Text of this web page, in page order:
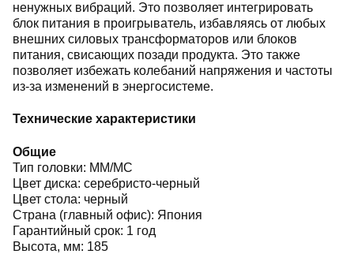
ненужных вибраций. Это позволяет интегрировать
блок питания в проигрыватель, избавляясь от любых
внешних силовых трансформаторов или блоков
питания, свисающих позади продукта. Это также
позволяет избежать колебаний напряжения и частоты
из-за изменений в энергосистеме.
Технические характеристики
Общие
Тип головки: MM/MC
Цвет диска: серебристо-черный
Цвет стола: черный
Страна (главный офис): Япония
Гарантийный срок: 1 год
Высота, мм: 185